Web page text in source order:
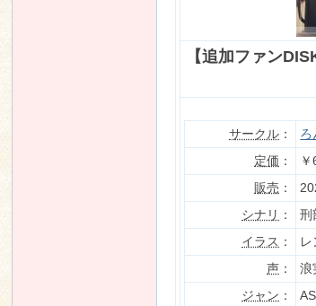
【追加ファン
サークル ：
ろ
定価 ：
販売 ：
シナリ ：
刑
イラス ：
声 ：
浪
ジャン ：